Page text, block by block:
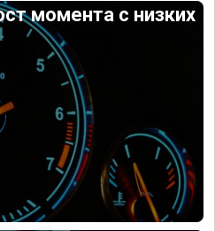
момента с низких